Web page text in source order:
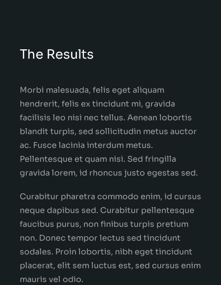
The Results
Morbi malesuada, felis eget aliquam
hendrerit, felis ex tincidunt mi, gravida
facilisis leo nisi nec tellus. Aenean lobortis
blandit turpis, sed sollicitudin metus auctor
ac. Fusce lacinia interdum metus.
Pellentesque et quam nisi. Sed fringilla
gravida lorem, id rhoncus justo egestas sed.
Curabitur pharetra commodo enim, id cursus
neque dapibus sed. Curabitur pellentesque
faucibus purus, non finibus turpis pretium
non. Donec tempor lectus sed tincidunt
sodales. Proin lobortis, nibh eget tincidunt
placerat, elit sem luctus est, sed cursus enim
mauris vel odio.